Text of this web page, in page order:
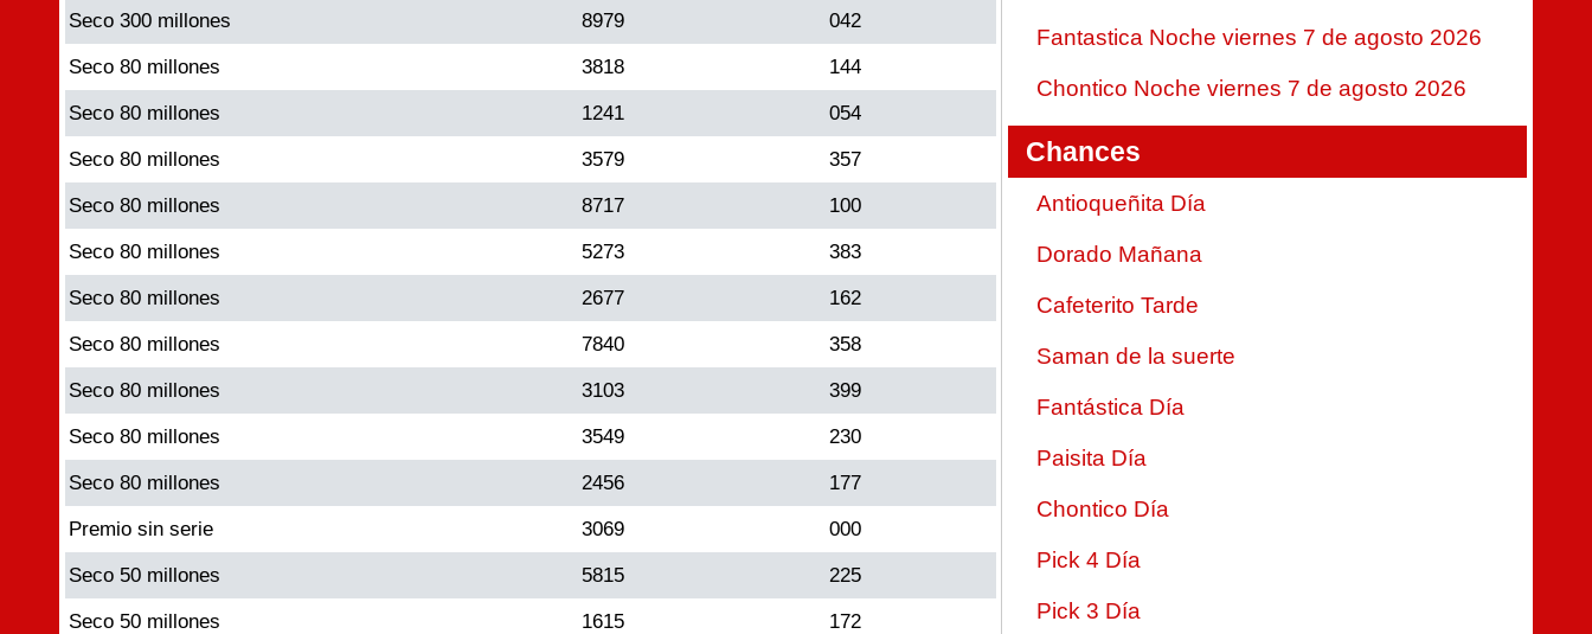
Seco 300 millones 8979 042
Seco 80 millones 3818 144
Seco 80 millones 1241 054
Seco 80 millones 3579 357
Seco 80 millones 8717 100
Seco 80 millones 5273 383
Seco 80 millones 2677 162
Seco 80 millones 7840 358
Seco 80 millones 3103 399
Seco 80 millones 3549 230
Seco 80 millones 2456 177
Premio sin serie 3069 000
Seco 50 millones 5815 225
Seco 50 millones 1615 172
Fantastica Noche viernes 7 de agosto 2026
Chontico Noche viernes 7 de agosto 2026
Chances
Antioqueñita Día
Dorado Mañana
Cafeterito Tarde
Saman de la suerte
Fantástica Día
Paisita Día
Chontico Día
Pick 4 Día
Pick 3 Día